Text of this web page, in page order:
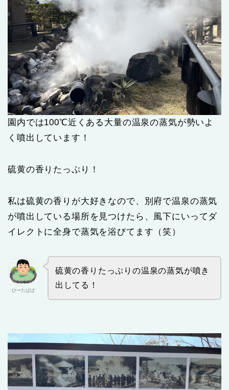
園内では100℃近くある大量の温泉の蒸気が勢いよ
く噴出しています！
硫黄の香りたっぷり！
私は硫黄の香りが大好きなので、別府で温泉の蒸気
が噴出している場所を見つけたら、風下にいってダ
イレクトに全身で蒸気を浴びてます（笑）
ひーたぱぱ
硫黄の香りたっぷりの温泉の蒸気が噴き
出してる！